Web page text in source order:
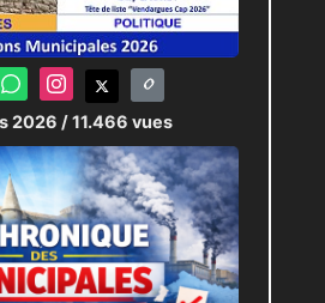
2026 / 11.466 vues